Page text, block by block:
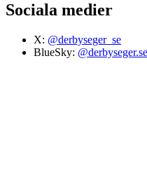
Sociala medier
X: @derbyseger_se
BlueSky: @derbyseger.se